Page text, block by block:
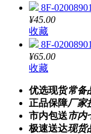
8F-
¥45.00
收藏
8F-
¥65.00
收藏
优选现货常备
正品保障厂家
市内包送市内
极速送达现货